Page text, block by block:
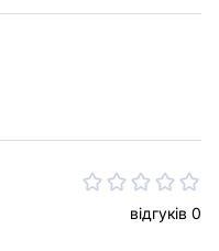
відгуків 0